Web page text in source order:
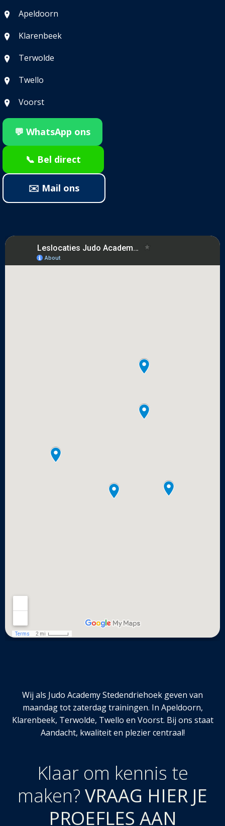
Apeldoorn
Klarenbeek
Terwolde
Twello
Voorst
💬 WhatsApp ons
📞 Bel direct
✉️ Mail ons
Wij als Judo Academy Stedendriehoek geven van
maandag tot zaterdag trainingen. In Apeldoorn,
Klarenbeek, Terwolde, Twello en Voorst. Bij ons staat
Aandacht, kwaliteit en plezier centraal!
Klaar om kennis te
maken? VRAAG HIER JE
PROEFLES AAN